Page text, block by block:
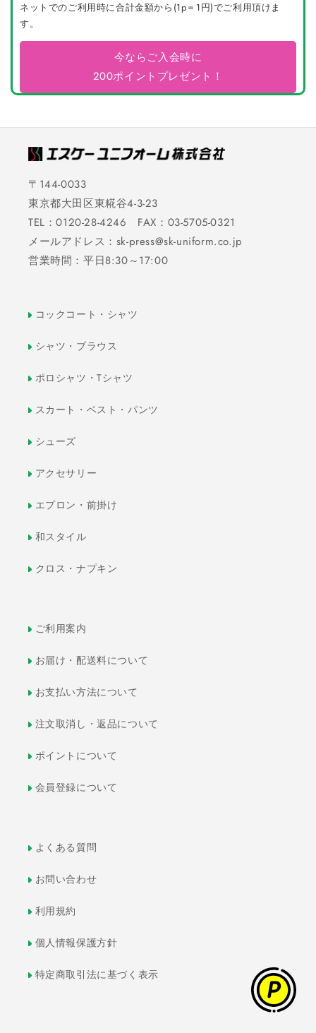
ネットでのご利用時に合計金額から(1p＝1円)でご利用頂けま
す。
今ならご入会時に
200ポイントプレゼント！
〒144-0033
東京都大田区東糀谷4-3-23
TEL：0120-28-4246 FAX：03-5705-0321
メールアドレス：sk-press@sk-uniform.co.jp
営業時間：平日8:30～17:00
コックコート・シャツ
シャツ・ブラウス
ポロシャツ・Tシャツ
スカート・ベスト・パンツ
シューズ
アクセサリー
エプロン・前掛け
和スタイル
クロス・ナプキン
ご利用案内
お届け・配送料について
お支払い方法について
注文取消し・返品について
ポイントについて
会員登録について
よくある質問
お問い合わせ
利用規約
個人情報保護方針
特定商取引法に基づく表示